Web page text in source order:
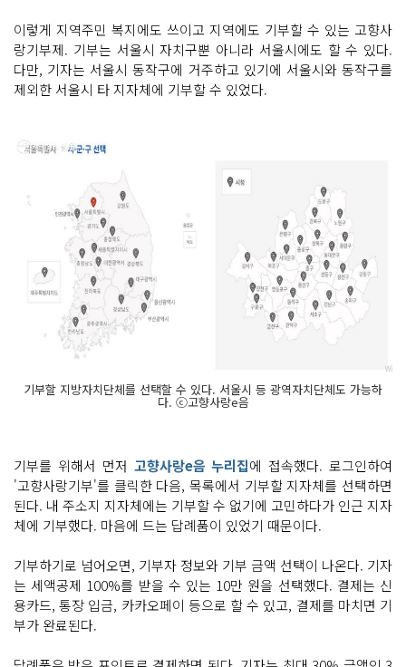
이렇게 지역주민 복지에도 쓰이고 지역에도 기부할 수 있는 고향사
랑기부제. 기부는 서울시 자치구뿐 아니라 서울시에도 할 수 있다.
다만, 기자는 서울시 동작구에 거주하고 있기에 서울시와 동작구를
제외한 서울시 타 지자체에 기부할 수 있었다.
기부할 지방자치단체를 선택할 수 있다. 서울시 등 광역자치단체도 가능하
다. ⓒ고향사랑e음
기부를 위해서 먼저 고향사랑e음 누리집에 접속했다. 로그인하여
'고향사랑기부'를 클릭한 다음, 목록에서 기부할 지자체를 선택하면
된다. 내 주소지 지자체에는 기부할 수 없기에 고민하다가 인근 지자
체에 기부했다. 마음에 드는 답례품이 있었기 때문이다.
기부하기로 넘어오면, 기부자 정보와 기부 금액 선택이 나온다. 기자
는 세액공제 100%를 받을 수 있는 10만 원을 선택했다. 결제는 신
용카드, 통장 입금, 카카오페이 등으로 할 수 있고, 결제를 마치면 기
부가 완료된다.